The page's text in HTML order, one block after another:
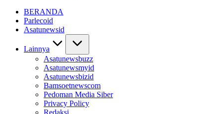
BERANDA
Parlecoid
Asatunewsid
Lainnya
Asatunewsbuzz
Asatunewsmyid
Asatunewsbizid
Bamsoetnewscom
Pedoman Media Siber
Privacy Policy
Redaksi